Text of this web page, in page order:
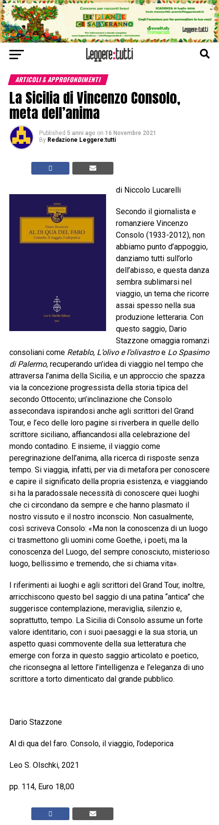
ARTICOLI & APPROFONDIMENTI
La Sicilia di Vincenzo Consolo,
meta dell’anima
Published 5 anni ago on 16 Novembre 2021
By Redazione Leggere:tutti
di Niccolo Lucarelli
Secondo il giornalista e
romanziere Vincenzo
Consolo (1933-2012), non
abbiamo punto d’appoggio,
danziamo tutti sull’orlo
dell’abisso, e questa danza
sembra sublimarsi nel
viaggio, un tema che ricorre
assai spesso nella sua
produzione letteraria. Con
questo saggio, Dario
Stazzone omaggia romanzi
consoliani come Retablo, L’olivo e l’olivastroe Lo Spasimo
di Palermo, recuperando un’idea di viaggio nel tempo che
attraversa l’anima della Sicilia, e un approccio che spazza
via la concezione progressista della storia tipica del
secondo Ottocento; un’inclinazione che Consolo
assecondava ispirandosi anche agli scrittori del Grand
Tour, e l’eco delle loro pagine si riverbera in quelle dello
scrittore siciliano, affiancandosi alla celebrazione del
mondo contadino. E insieme, il viaggio come
peregrinazione dell’anima, alla ricerca di risposte senza
tempo. Si viaggia, infatti, per via di metafora per conoscere
e capire il significato della propria esistenza, e viaggiando
si ha la paradossale necessità di conoscere quei luoghi
che ci circondano da sempre e che hanno plasmato il
nostro vissuto e il nostro inconscio. Non casualmente,
così scriveva Consolo: «Ma non la conoscenza di un luogo
ci trasmettono gli uomini come Goethe, i poeti, ma la
conoscenza del Luogo, del sempre conosciuto, misterioso
luogo, bellissimo e tremendo, che si chiama vita».
I riferimenti ai luoghi e agli scrittori del Grand Tour, inoltre,
arricchiscono questo bel saggio di una patina “antica” che
suggerisce contemplazione, meraviglia, silenzio e,
soprattutto, tempo. La Sicilia di Consolo assume un forte
valore identitario, con i suoi paesaggi e la sua storia, un
aspetto quasi commovente della sua letteratura che
emerge con forza in questo saggio articolato e poetico,
che riconsegna al lettore l’intelligenza e l’eleganza di uno
scrittore a torto dimenticato dal grande pubblico.
Dario Stazzone
Al di qua del faro. Consolo, il viaggio, l’odeporica
Leo S. Olschki, 2021
pp. 114, Euro 18,00